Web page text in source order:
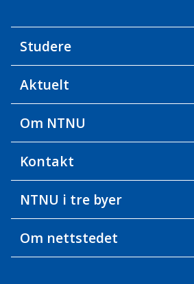
Studere
Aktuelt
Om NTNU
Kontakt
NTNU i tre byer
Om nettstedet